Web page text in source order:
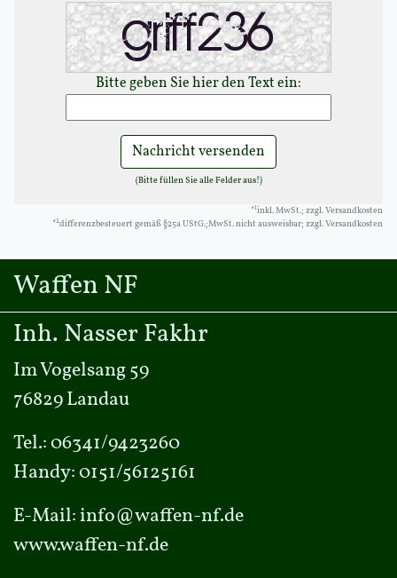
Bitte geben Sie hier den Text ein:
Nachricht versenden
(Bitte füllen Sie alle Felder aus!)
*1inkl. MwSt.; zzgl. Versandkosten
*2differenzbesteuert gemäß §25a UStG.;MwSt. nicht ausweisbar; zzgl. Versandkosten
Waffen NF
Inh. Nasser Fakhr
Im Vogelsang 59
76829 Landau
Tel.:06341/9423260
Handy:0151/56125161
E-Mail:info@waffen-nf.de
www.waffen-nf.de